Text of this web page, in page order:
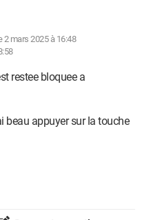
2 mars 2025 à 16:48
restee bloquee a
beau appuyer sur la touche